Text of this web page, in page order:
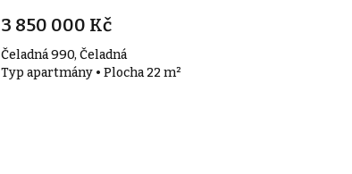
3 850 000 Kč
Čeladná 990, Čeladná
Typ apartmány • Plocha 22 m²